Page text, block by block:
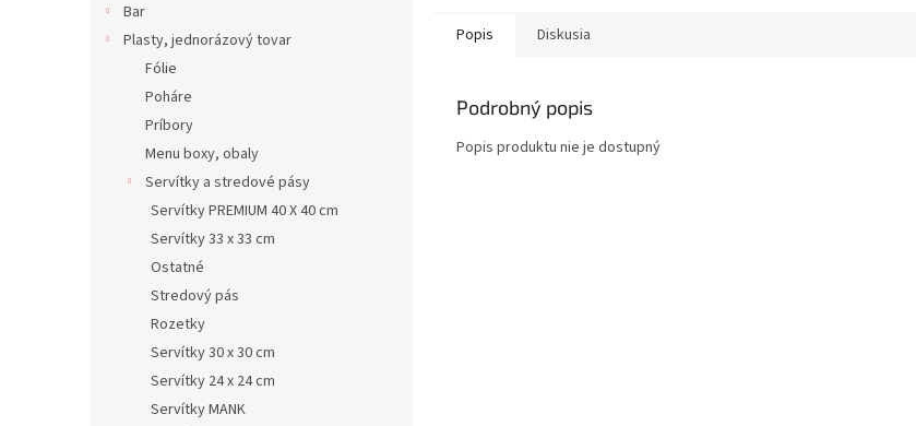
Bar
Plasty, jednorázový tovar
Fólie
Poháre
Príbory
Menu boxy, obaly
Servítky a stredové pásy
Servítky PREMIUM 40 X 40 cm
Servítky 33 x 33 cm
Ostatné
Stredový pás
Rozetky
Servítky 30 x 30 cm
Servítky 24 x 24 cm
Servítky MANK
Popis Diskusia
Podrobný popis
Popis produktu nie je dostupný